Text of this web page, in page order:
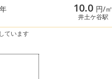
年 10.0 円/㎡
井土ケ谷駅
ています